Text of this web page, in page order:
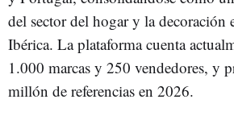
del sector del hogar y la decoración
Ibérica. La plataforma cuenta
1.000 marcas y 250 vendedores, y
millón de referencias en 2026.